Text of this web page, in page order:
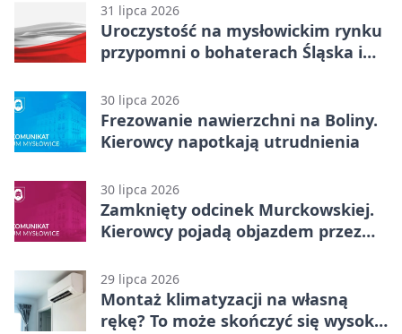
31 lipca 2026
Uroczystość na mysłowickim rynku
przypomni o bohaterach Śląska i
30 lipca 2026
Frezowanie nawierzchni na Boliny.
Kierowcy napotkają utrudnienia
30 lipca 2026
Zamknięty odcinek Murckowskiej.
Kierowcy pojadą objazdem przez
29 lipca 2026
Montaż klimatyzacji na własną
rękę? To może skończyć się wysoką